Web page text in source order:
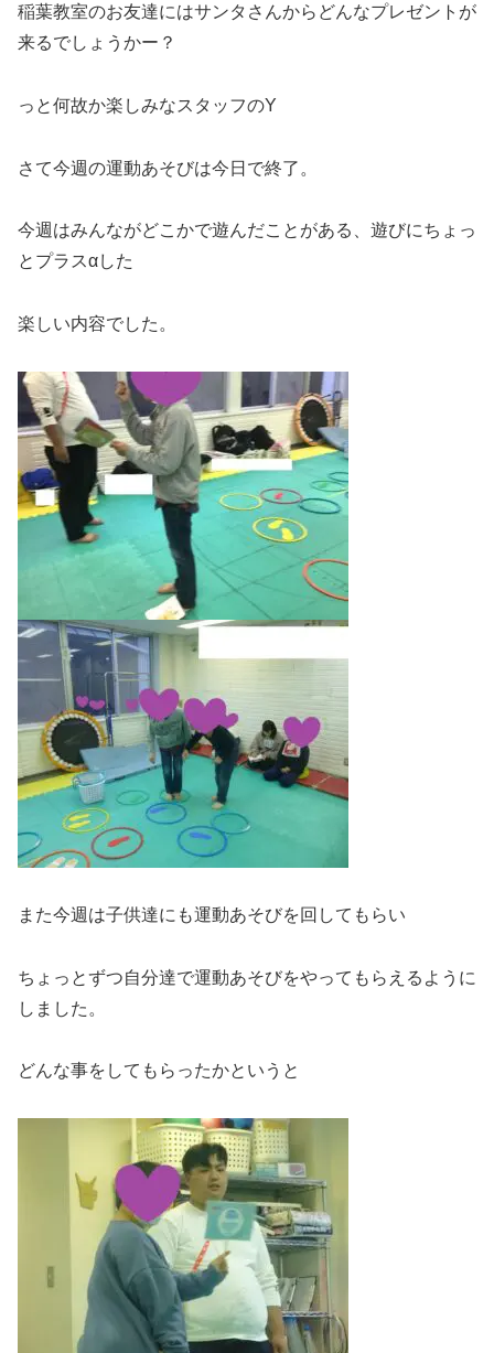
稲葉教室のお友達にはサンタさんからどんなプレゼントが
来るでしょうかー？
っと何故か楽しみなスタッフのY
さて今週の運動あそびは今日で終了。
今週はみんながどこかで遊んだことがある、遊びにちょっ
とプラスαした
楽しい内容でした。
また今週は子供達にも運動あそびを回してもらい
ちょっとずつ自分達で運動あそびをやってもらえるように
しました。
どんな事をしてもらったかというと